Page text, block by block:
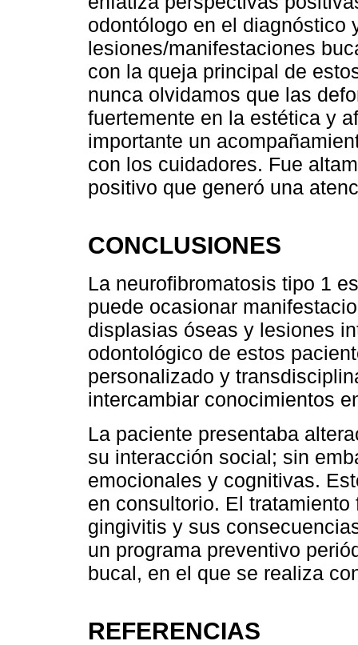
odontólogo en el diagnóstico
lesiones/manifestaciones
con la queja principal de
nunca olvidamos que las
fuertemente en la estética y
importante un
con los cuidadores. Fue
positivo que generó una
CONCLUSIONES
La neurofibromatosis tipo 1
puede ocasionar
displasias óseas y lesiones
odontológico de estos
personalizado y
intercambiar conocimientos
La paciente presentaba
su interacción social; sin
emocionales y cognitivas.
en consultorio. El
gingivitis y sus
un programa preventivo
bucal, en el que se realiza
REFERENCIAS